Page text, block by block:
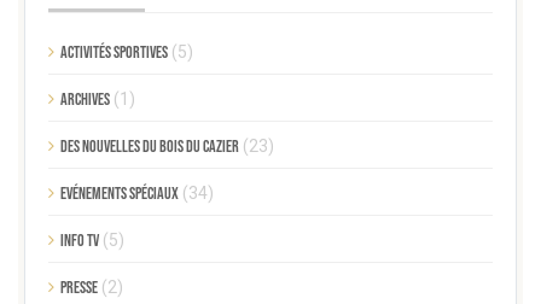
Activités sportives (5)
Archives (1)
Des nouvelles du Bois du Cazier (23)
Evénements spéciaux (34)
Info TV (5)
Presse (2)